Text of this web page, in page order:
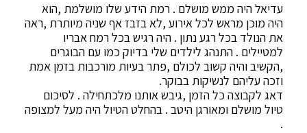
עדיאל היה ממש מושלם . רמת הידע שלו מושלמת ,הוא
היה מוכן מראש לכל אירוע ,לא בזבז אף שניה מיותרת ,ראה
את הנולד בכל רגע נתון . היה רגיש בכל רמח אבריו
למטיילים . התנהג לילדים שלי בדיוק כמו עם הבוגרים
,הקשיב והיה קשוב לכולם ,פתר בעיות מורכבות בזמן אמת
וזכה עליהם לנשיקות בבוקר.
דאג לקבוצה כל הזמן ,גיבש אותנו מלכתחילה . לסיכום
טיול מושלם ומאורגן היטב . בהחלט הטיול היה מעל למצופה
.